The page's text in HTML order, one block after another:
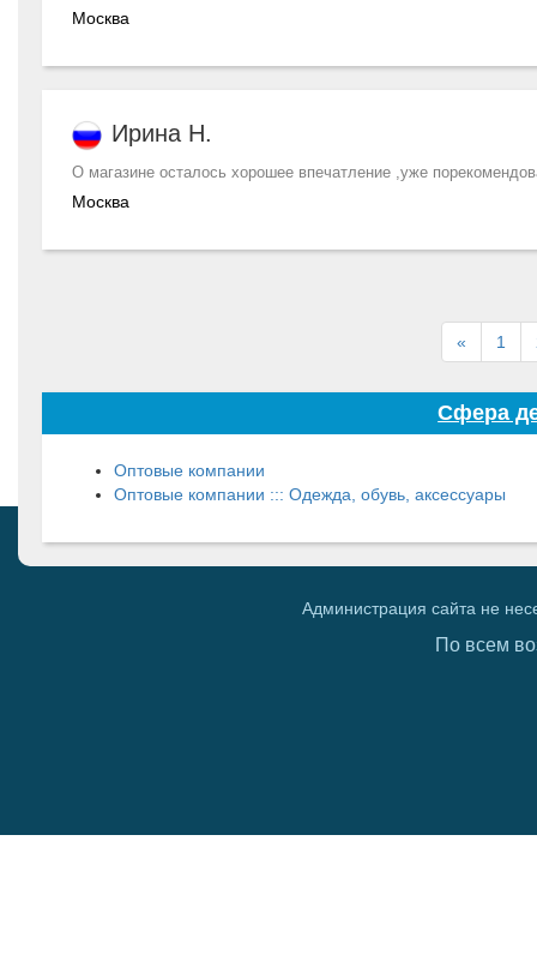
Москва
Ирина Н.
О магазине осталось хорошее впечатление ,уже
Москва
« 1
Сфера
Оптовые компании
Оптовые компании ::: Одежда, обувь, аксессуары
Администрация сайта не
По всем